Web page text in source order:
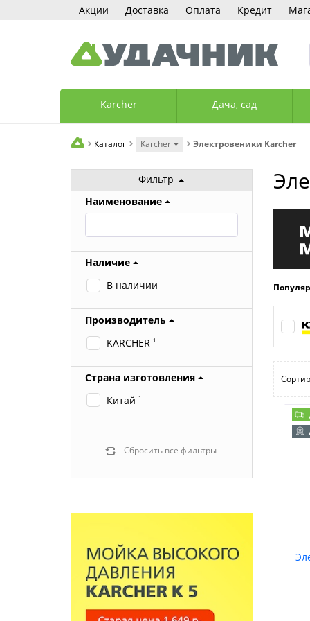
Акции Доставка Оплата Кредит
Karcher Дача, сад
Каталог Karcher Электровеники Karcher
Фильтр
Наименование
Наличие
В наличии
Производитель
KARCHER 1
Страна изготовления
Китай 1
Сбросить все фильтры